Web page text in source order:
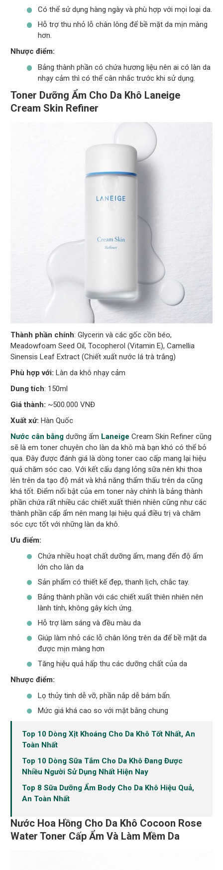
Có thể sử dụng hàng ngày và phù hợp với mọi loại da.
Hỗ trợ thu nhỏ lỗ chân lông để bề mặt da mịn màng
hơn.
Nhược điểm:
Bảng thành phần có chứa hương liệu nên ai có làn da
nhạy cảm thì có thể cân nhắc trước khi sử dụng.
Toner Dưỡng Ẩm Cho Da Khô Laneige
Cream Skin Refiner
Thành phần chính: Glycerin và các gốc cồn béo,
Meadowfoam Seed Oil, Tocopherol (Vitamin E), Camellia
Sinensis Leaf Extract (Chiết xuất nước lá trà trắng)
Phù hợp với: Làn da khô nhạy cảm
Dung tích: 150ml
Giá thành: ~500.000 VNĐ
Xuất xứ: Hàn Quốc
Nước cân bằng dưỡng ẩm Laneige Cream Skin Refiner cũng
sẽ là em toner chuyên cho làn da khô mà bạn khó có thể bỏ
qua. Đây được đánh giá là dòng toner cao cấp mang lại hiệu
quả chăm sóc cao. Với kết cấu dạng lỏng sữa nên khi thoa
lên trên da tạo độ mát và khả năng thẩm thấu trên da cũng
khá tốt. Điểm nổi bật của em toner này chính là bảng thành
phần chứa rất nhiều các chiết xuất thiên nhiên cũng như các
thành phần cấp ẩm nên mang lại hiệu quả điều trị và chăm
sóc cực tốt với những làn da khô.
Ưu điểm:
Chứa nhiều hoạt chất dưỡng ẩm, mang đến độ ẩm
lớn cho làn da
Sản phẩm có thiết kế đẹp, thanh lịch, chắc tay.
Bảng thành phần với các chiết xuất thiên nhiên nên
lành tính, không gây kích ứng.
Hỗ trợ làm sáng và đều màu da
Giúp làm nhỏ các lỗ chân lông trên da để bề mặt da
được mịn màng hơn
Tăng hiệu quả hấp thu các dưỡng chất của da
Nhược điểm:
Lọ thủy tinh dễ vỡ, phần nắp dễ bám bẩn.
Mức giá khá cao so với mặt bằng chung
Top 10 Dòng Xịt Khoáng Cho Da Khô Tốt Nhất, An
Toàn Nhất
Top 10 Dòng Sữa Tắm Cho Da Khô Đang Được
Nhiều Người Sử Dụng Nhất Hiện Nay
Top 8 Sữa Dưỡng Ẩm Body Cho Da Khô Hiệu Quả,
An Toàn Nhất
Nước Hoa Hồng Cho Da Khô Cocoon Rose
Water Toner Cấp Ẩm Và Làm Mềm Da